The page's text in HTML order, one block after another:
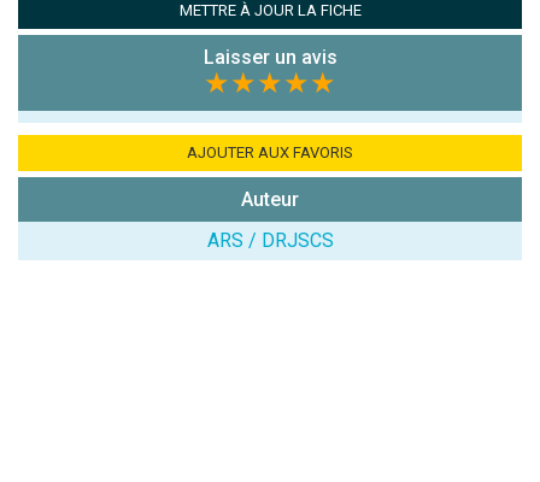
Note que vous souhaitez attribuer :
Antispam -
7x4 (en
METTRE À JOUR LA FICHE
Laisser un avis
★★★★★
AJOUTER AUX FAVORIS
Auteur
ARS / DRJSCS